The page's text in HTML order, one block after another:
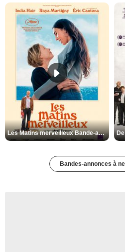
Les Matins merveilleux Bande-annonce VF
Bandes-annonces à